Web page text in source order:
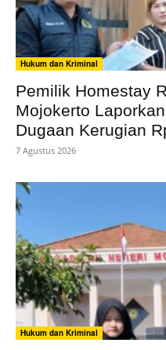
Hukum dan Kriminal
Pemilik Homestay
Mojokerto
Dugaan Kerugian
7 Agustus 2026
Hukum dan Kriminal